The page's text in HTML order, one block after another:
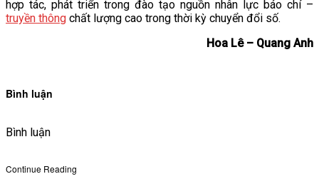
hợp tác, phát triển trong đào tạo nguồn nhân lực báo chí –
truyền thông chất lượng cao trong thời kỳ chuyển đổi số.
Hoa Lê – Quang Anh
Bình luận
Bình luận
Continue Reading